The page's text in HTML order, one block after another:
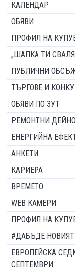
КАЛЕНДАР
ОБЯВИ
ПРОФИЛ НА
„ШАПКА ТИ
ПУБЛИЧНИ
ТЪРГОВЕ И
ОБЯВИ ПО ЗУТ
РЕМОНТНИ
ЕНЕРГИЙНА
АНКЕТИ
КАРИЕРА
ВРЕМЕТО
WEB КАМЕРИ
ПРОФИЛ НА
#ДАБЪДЕ
ЕВРОПЕЙСКА
СЕПТЕМВРИ